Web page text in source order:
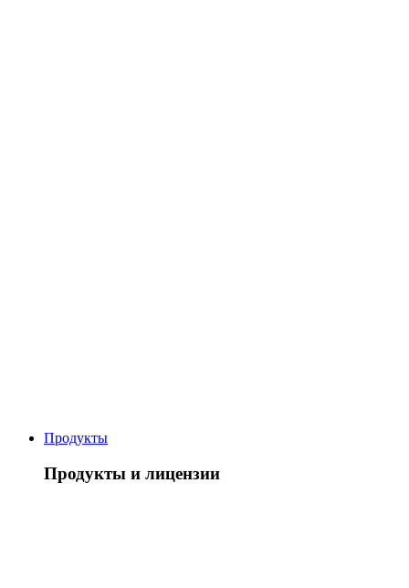
Продукты
Продукты и лицензии